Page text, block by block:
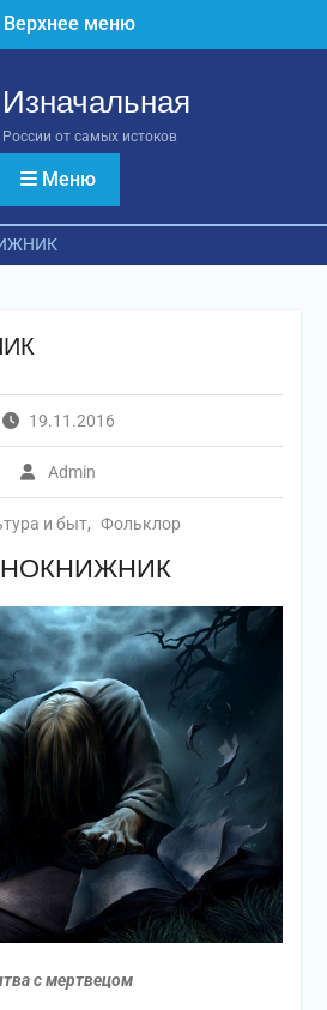
Верхнее меню
от самых истоков
Меню
19.11.2016
Admin
и быт, Фольклор
с мертвецом